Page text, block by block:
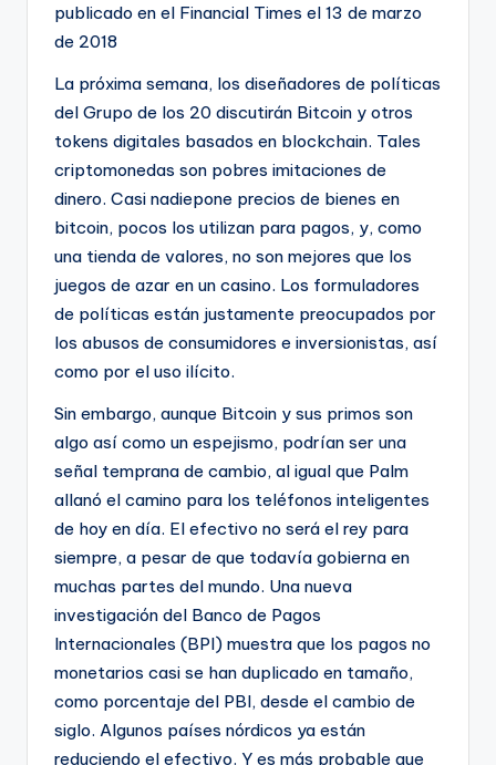
publicado en el Financial Times el 13 de marzo
de 2018
La próxima semana, los diseñadores de políticas
del Grupo de los 20 discutirán Bitcoin y otros
tokens digitales basados ​​en blockchain. Tales
criptomonedas son pobres imitaciones de
dinero. Casi nadiepone precios de bienes en
bitcoin, pocos los utilizan para pagos, y, como
una tienda de valores, no son mejores que los
juegos de azar en un casino. Los formuladores
de políticas están justamente preocupados por
los abusos de consumidores e inversionistas, así
como por el uso ilícito.
Sin embargo, aunque Bitcoin y sus primos son
algo así como un espejismo, podrían ser una
señal temprana de cambio, al igual que Palm
allanó el camino para los teléfonos inteligentes
de hoy en día. El efectivo no será el rey para
siempre, a pesar de que todavía gobierna en
muchas partes del mundo. Una nueva
investigación del Banco de Pagos
Internacionales (BPI) muestra que los pagos no
monetarios casi se han duplicado en tamaño,
como porcentaje del PBI, desde el cambio de
siglo. Algunos países nórdicos ya están
reduciendo el efectivo. Y es más probable que